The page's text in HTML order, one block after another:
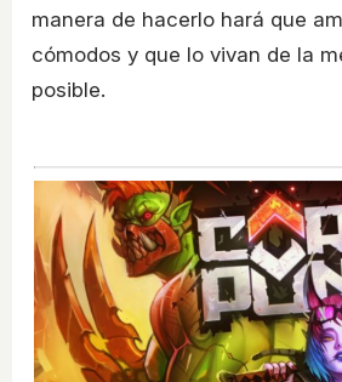
manera de hacerlo hará que
cómodos y que lo vivan de la
posible.